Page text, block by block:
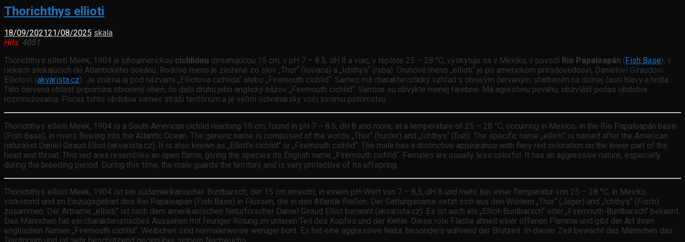
Thorichthys ellioti
18/09/202121/08/2025 skala
Hits: 4051
Thorichthys ellioti Meek, 1904 je juhoamerickou cichlidou dosahujúcou 15 cm, v pH 7 – 8.5, dH 8 a viac, v teplote 25 – 28 °C, vyskytuje sa v Mexiku, v povodí Rio Papaloapán ( Fish Base), v
riekach stekajúcích do Atlantického oceánu. Rodové meno je zložené zo slov „Thor“ (loviaca) a „Ichthys“ (ryba). Druhové meno „ellioti“ je po americkom prírodovedcovi, Danielovi Giraudovi
Elliotovi (akvarista.cz). Je známa aj pod názvami „Elliotova cichlida“ alebo „Firemouth cichlid“. Samec má charakteristický vzhľad s ohnivým červeným sfarbením na dolnej časti hlavy a hrdla.
Táto červená oblasť pripomína otvorený oheň, čo dalo druhu jeho anglický názov „Firemouth cichlid“. Samice sú obvykle menej farebné. Má agresívnu povahu, obzvlášť počas obdobia
rozmnožovania. Počas tohto obdobia samec stráži teritórium a je veľmi ochranársky voči svojmu potomstvu.
Thorichthys ellioti Meek, 1904 is a South American cichlid reaching 15 cm, found in pH 7 – 8.5, dH 8 and more, at a temperature of 25 – 28 °C, occurring in Mexico, in the Rio Papaloapán basin
(Fish Base), in rivers flowing into the Atlantic Ocean. The generic name is composed of the words „Thor“ (hunter) and „Ichthys“ (fish). The specific name „ellioti“ is named after the American
naturalist Daniel Giraud Elliot (akvarista.cz). It is also known as „Elliot’s cichlid“ or „Firemouth cichlid“. The male has a distinctive appearance with fiery red coloration on the lower part of the
head and throat. This red area resembles an open flame, giving the species its English name „Firemouth cichlid“. Females are usually less colorful. It has an aggressive nature, especially
during the breeding period. During this time, the male guards the territory and is very protective of its offspring.
Thorichthys ellioti Meek, 1904 ist ein südamerikanischer Buntbarsch, der 15 cm erreicht, in einem pH-Wert von 7 – 8,5, dH 8 und mehr, bei einer Temperatur von 25 – 28 °C, in Mexiko
vorkommt und im Einzugsgebiet des Rio Papaloapán (Fish Base) in Flüssen, die in den Atlantik fließen. Der Gattungsname setzt sich aus den Wörtern „Thor“ (Jäger) und „Ichthys“ (Fisch)
zusammen. Der Artname „ellioti“ ist nach dem amerikanischen Naturforscher Daniel Giraud Elliot benannt (akvarista.cz). Es ist auch als „Elliot-Buntbarsch“ oder „Firemouth-Buntbarsch“ bekannt.
Das Männchen hat ein charakteristisches Aussehen mit feuriger Rötung im unteren Teil des Kopfes und der Kehle. Diese rote Fläche ähnelt einer offenen Flamme und gibt der Art ihren
englischen Namen „Firemouth cichlid“. Weibchen sind normalerweise weniger bunt. Es hat eine aggressive Natur, besonders während der Brutzeit. In dieser Zeit bewacht das Männchen das